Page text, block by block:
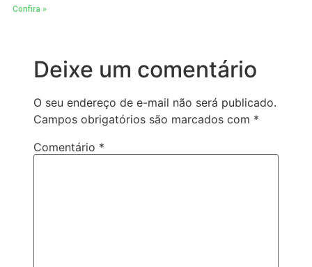
Confira »
Deixe um comentário
O seu endereço de e-mail não será publicado.
Campos obrigatórios são marcados com *
Comentário *